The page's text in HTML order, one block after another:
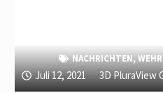
NACHRICHTEN,
Juli 12, 2021 3D PluraView